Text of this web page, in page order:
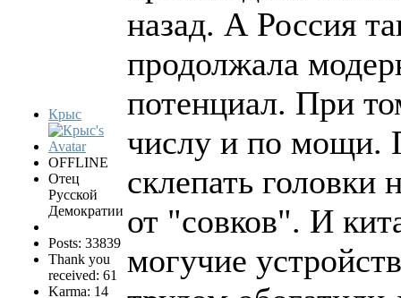
Крыс
OFFLINE
Отец
Русской
Демократии
Posts: 33839
Thank you
received: 61
Karma: 14
назад. А Россия
продолжала
потенциал. При
числу и по мощи.
склепать головки
от "совков". И
могучие